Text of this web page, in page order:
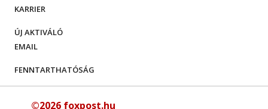
KARRIER
ÚJ AKTIVÁLÓ
EMAIL
FENNTARTHATÓSÁG
©2026 foxpost.hu